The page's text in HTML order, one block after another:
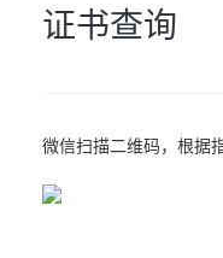
证书查询
微信扫描二维码，根据